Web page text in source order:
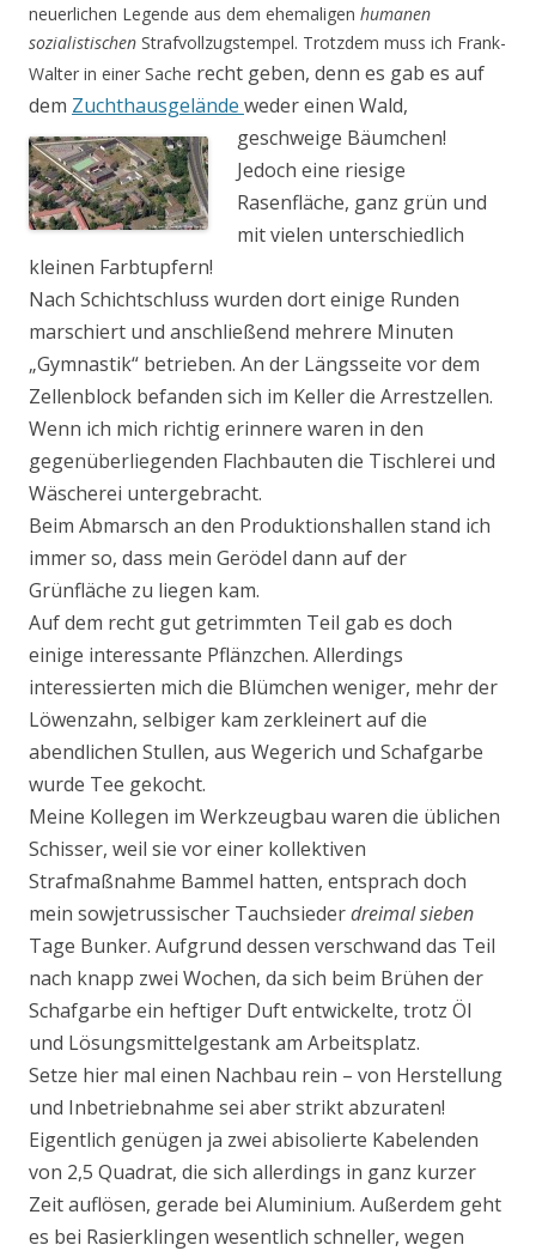
neuerlichen Legende aus dem ehemaligen humanen
sozialistischen Strafvollzugstempel. Trotzdem muss ich Frank-
Walter in einer Sache recht geben, denn es gab es auf
dem Zuchthausgelände weder einen Wald,
geschweige Bäumchen!
Jedoch eine riesige
Rasenfläche, ganz grün und
mit vielen unterschiedlich
kleinen Farbtupfern!
Nach Schichtschluss wurden dort einige Runden
marschiert und anschließend mehrere Minuten
„Gymnastik“ betrieben. An der Längsseite vor dem
Zellenblock befanden sich im Keller die Arrestzellen.
Wenn ich mich richtig erinnere waren in den
gegenüberliegenden Flachbauten die Tischlerei und
Wäscherei untergebracht.
Beim Abmarsch an den Produktionshallen stand ich
immer so, dass mein Gerödel dann auf der
Grünfläche zu liegen kam.
Auf dem recht gut getrimmten Teil gab es doch
einige interessante Pflänzchen. Allerdings
interessierten mich die Blümchen weniger, mehr der
Löwenzahn, selbiger kam zerkleinert auf die
abendlichen Stullen, aus Wegerich und Schafgarbe
wurde Tee gekocht.
Meine Kollegen im Werkzeugbau waren die üblichen
Schisser, weil sie vor einer kollektiven
Strafmaßnahme Bammel hatten, entsprach doch
mein sowjetrussischer Tauchsiederdreimal sieben
Tage Bunker. Aufgrund dessen verschwand das Teil
nach knapp zwei Wochen, da sich beim Brühen der
Schafgarbe ein heftiger Duft entwickelte, trotz Öl
und Lösungsmittelgestank am Arbeitsplatz.
Setze hier mal einen Nachbau rein – von Herstellung
und Inbetriebnahme sei aber strikt abzuraten!
Eigentlich genügen ja zwei abisolierte Kabelenden
von 2,5 Quadrat, die sich allerdings in ganz kurzer
Zeit auflösen, gerade bei Aluminium. Außerdem geht
es bei Rasierklingen wesentlich schneller, wegen